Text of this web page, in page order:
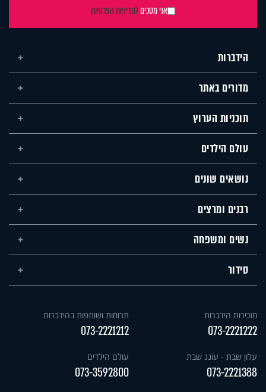
אני מסכיםלמדיניות הפרטיות
הידברות
מדורים באתר
תוכניות הערוץ
עולם הילדים
נושאים שונים
רבנים ומרצים
נשים ומשפחה
סידור
מזכירות הידברות
073-2221222
תרומות ושותפות בהידברות
073-2221212
עלון שבת - עונג שבת
073-2221388
עולם הילדים
073-3592800